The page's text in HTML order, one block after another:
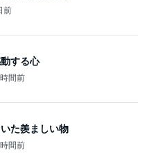
前
する心
間前
た羨ましい物
間前